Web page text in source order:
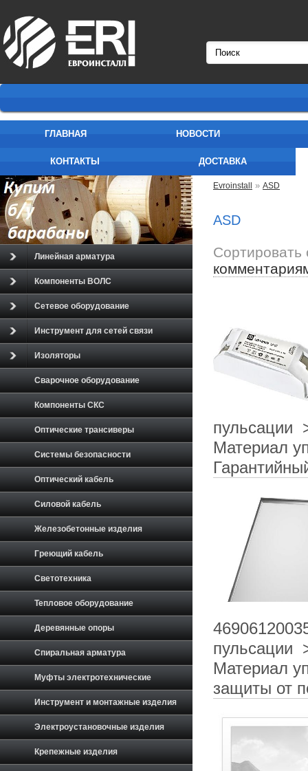
ГЛАВНАЯ НОВОСТИ
КОНТАКТЫ ДОСТАВКА
Evroinstall » ASD
ASD
Сортировать
пульсации
Материал
пульсации
Материал
защиты от
Линейная арматура
Компоненты ВОЛС
Сетевое оборудование
Инструмент для сетей связи
Изоляторы
Сварочное оборудование
Компоненты СКС
Оптические трансиверы
Системы безопасности
Оптический кабель
Силовой кабель
Железобетонные изделия
Греющий кабель
Светотехника
Тепловое оборудование
Деревянные опоры
Спиральная арматура
Муфты электротехнические
Инструмент и монтажные изделия
Электроустановочные изделия
Крепежные изделия